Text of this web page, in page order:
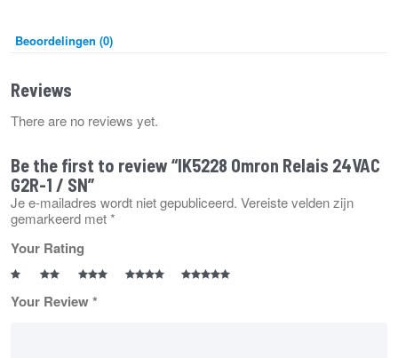
Beoordelingen (0)
Reviews
There are no reviews yet.
Be the first to review “IK5228 Omron Relais 24VAC
G2R-1 / SN”
Je e-mailadres wordt niet gepubliceerd. Vereiste velden zijn
gemarkeerd met*
Your Rating
Your Review*